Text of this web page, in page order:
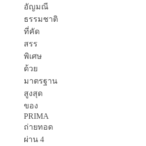
อัญมณี
ธรรมชาติ
ที่คัด
สรร
พิเศษ
ด้วย
มาตรฐาน
สูงสุด
ของ
PRIMA
ถ่ายทอด
ผ่าน 4